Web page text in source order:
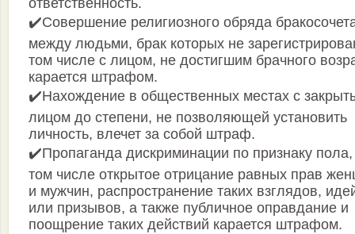
ответственность.
✔️Совершение религиозного обряда
между людьми, брак которых не
том числе с лицом, не достигшим брачного
карается штрафом.
✔️Нахождение в общественных местах с
лицом до степени, не позволяющей установить
личность, влечет за собой штраф.
✔️Пропаганда дискриминации по признаку
том числе открытое отрицание равных прав
и мужчин, распространение таких взглядов,
или призывов, а также публичное оправдание и
поощрение таких действий карается штрафом.